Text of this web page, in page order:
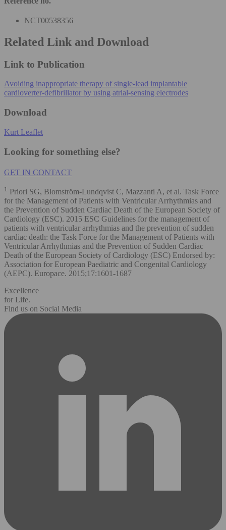
NCT00538356
Related Link and Download
Link to Publication
Avoiding inappropriate therapy of single-lead implantable
cardioverter-defibrillator by using atrial-sensing electrodes
Download
Kurt Leaflet
Looking for something else?
GET IN CONTACT
1 Priori SG, Blomström‐Lundqvist C, Mazzanti A, et al. Task Force
for the Management of Patients with Ventricular Arrhythmias and
the Prevention of Sudden Cardiac Death of the European Society of
Cardiology (ESC). 2015 ESC Guidelines for the management of
patients with ventricular arrhythmias and the prevention of sudden
cardiac death: the Task Force for the Management of Patients with
Ventricular Arrhythmias and the Prevention of Sudden Cardiac
Death of the European Society of Cardiology (ESC) Endorsed by:
Association for European Paediatric and Congenital Cardiology
(AEPC). Europace. 2015;17:1601‐1687
Excellence
for Life.
Find us on Social Media